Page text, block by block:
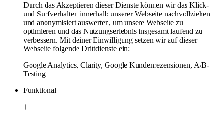
Durch das Akzeptieren dieser Dienste können wir das Klick-
und Surfverhalten innerhalb unserer Webseite nachvollziehen
und anonymisiert auswerten, um unsere Webseite zu
optimieren und das Nutzungserlebnis insgesamt laufend zu
verbessern. Mit deiner Einwilligung setzen wir auf dieser
Webseite folgende Drittdienste ein:
Google Analytics, Clarity, Google Kundenrezensionen, A/B-
Testing
Funktional